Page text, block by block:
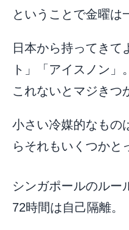
ということで金曜は
日本から持ってきて
ト」「アイスノン」。
これないとマジきつ
小さい冷媒的なもの
らそれもいくつかと
シンガポールのルー
72時間は自己隔離。